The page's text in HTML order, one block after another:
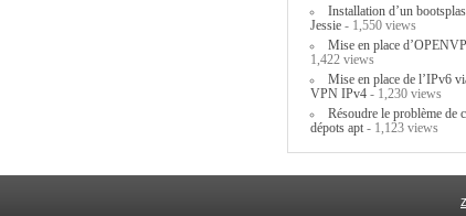
Installation d’un
Jessie - 1,550 views
Mise en place
1,422 views
Mise en place de l’IPv6
VPN IPv4 - 1,230 views
Résoudre le problème de
dépots apt - 1,123 views